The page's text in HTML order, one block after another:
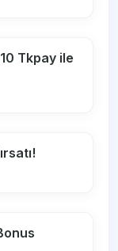
Tkpay ile